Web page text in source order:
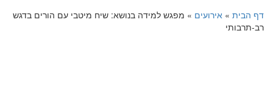
דף הבית» אירועים» מפגש למידה בנושא: שיח מיטבי עם הורים בדגש
רב-תרבותי